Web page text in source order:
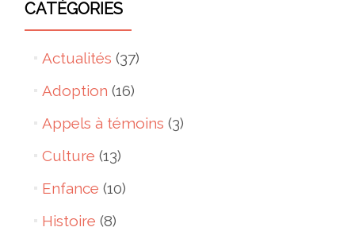
CATÉGORIES
Actualités (37)
Adoption (16)
Appels à témoins (3)
Culture (13)
Enfance (10)
Histoire (8)